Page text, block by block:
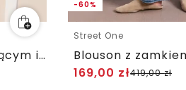
Blouson ze sznurkiem ściągającym i siateczkowymi detalami
-60%
Street One
Blouson z
169,00 zł419,00zł